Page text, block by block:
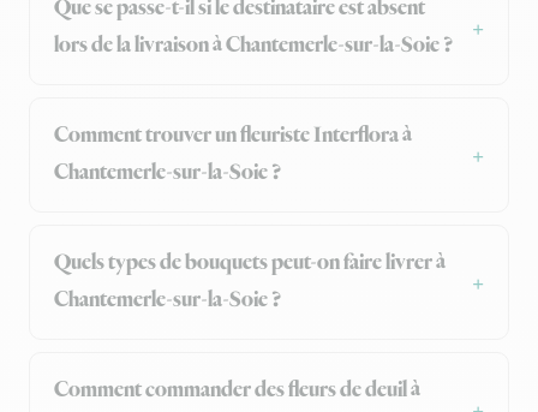
Que se passe-t-il si le destinataire est absent
lors de la livraison à Chantemerle-sur-la-Soie ?
Comment trouver un fleuriste Interflora à
Chantemerle-sur-la-Soie ?
Quels types de bouquets peut-on faire livrer à
Chantemerle-sur-la-Soie ?
Comment commander des fleurs de deuil à